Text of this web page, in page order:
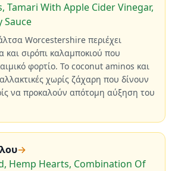
Tamari With Apple Cider Vinegar,
Sauce
Worcestershire περιέχει
και σιρόπι καλαμποκιού που
φορτίο. Το coconut aminos και
χωρίς ζάχαρη που δίνουν
να προκαλούν απότομη αύξηση του
→
Hemp Hearts, Combination Of